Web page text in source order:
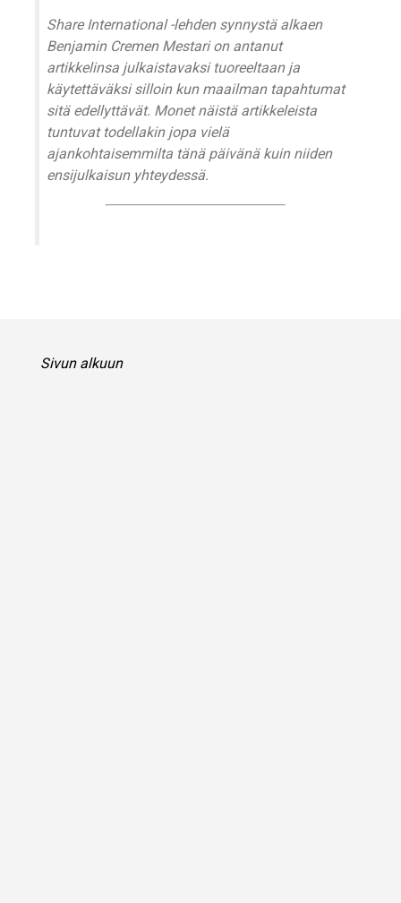
Share International -lehden synnystä alkaen
Benjamin Cremen Mestari on antanut
artikkelinsa julkaistavaksi tuoreeltaan ja
käytettäväksi silloin kun maailman tapahtumat
sitä edellyttävät. Monet näistä artikkeleista
tuntuvat todellakin jopa vielä
ajankohtaisemmilta tänä päivänä kuin niiden
ensijulkaisun yhteydessä.
Sivun alkuun